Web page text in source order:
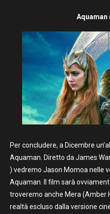
Aquaman
Per concludere, a Dicembre
Aquaman. Diretto da James
) vedremo Jason Momoa nelle
Aquaman. Il film sarà
troveremo anche Mera (Amber
realtà escluso dalla versione